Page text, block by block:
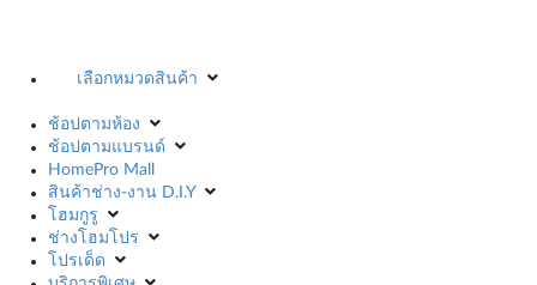
เลือกหมวดสินค้า
ช้อปตามห้อง
ช้อปตามแบรนด์
HomePro Mall
สินค้าช่าง-งาน D.I.Y
โฮมกูรู
ช่างโฮมโปร
โปรเด็ด